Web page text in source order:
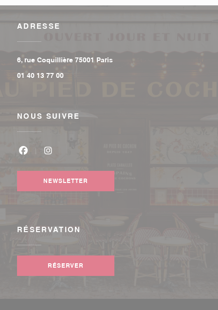
ADRESSE
6, rue Coquillière 75001 Paris
01 40 13 77 00
NOUS SUIVRE
NEWSLETTER
RÉSERVATION
RÉSERVER